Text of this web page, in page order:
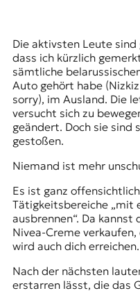
Die aktivsten Leute sind
dass ich kürzlich
sämtliche
Auto gehört habe
sorry), im Ausland. Die
versucht sich zu
geändert. Doch sie sind
gestoßen.
Niemand ist mehr
Es ist ganz
Tätigkeitsbereiche „mit
ausbrennen“. Da kannst
Nivea-Cremeverkaufen,
wird auch dich
Nach der nächsten
erstarren lässt, die das